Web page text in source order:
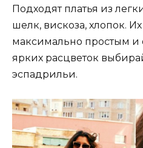
Подходят платья из
шелк, вискоза, хлопок.
максимально простым и
ярких расцветок
эспадрильи.